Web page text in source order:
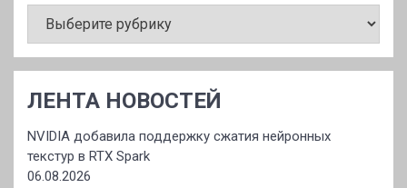
ЛЕНТА НОВОСТЕЙ
NVIDIA добавила поддержку сжатия нейронных
текстур в RTX Spark
06.08.2026